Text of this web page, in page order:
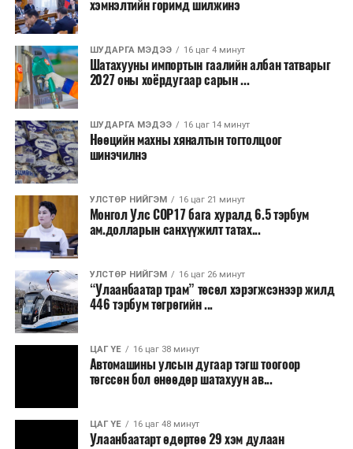
хэмнэлтийн горимд шилжинэ
ШУДАРГА МЭДЭЭ 16 цаг 4 минут
Шатахууны импортын гаалийн албан татварыг
2027 оны хоёрдугаар сарын ...
ШУДАРГА МЭДЭЭ 16 цаг 14 минут
Нөөцийн махны хяналтын тогтолцоог
шинэчилнэ
УЛСТӨР НИЙГЭМ 16 цаг 21 минут
Монгол Улс COP17 бага хуралд 6.5 тэрбум
ам.долларын санхүүжилт татах...
УЛСТӨР НИЙГЭМ 16 цаг 26 минут
“Улаанбаатар трам” төсөл хэрэгжсэнээр жилд
446 тэрбум төгрөгийн ...
ЦАГ ҮЕ 16 цаг 38 минут
Автомашины улсын дугаар тэгш тоогоор
төгссөн бол өнөөдөр шатахуун ав...
ЦАГ ҮЕ 16 цаг 48 минут
Улаанбаатарт өдөртөө 29 хэм дулаан